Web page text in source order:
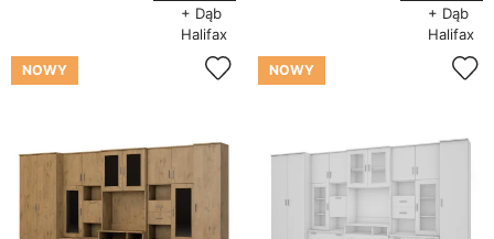
NOWY NOWY